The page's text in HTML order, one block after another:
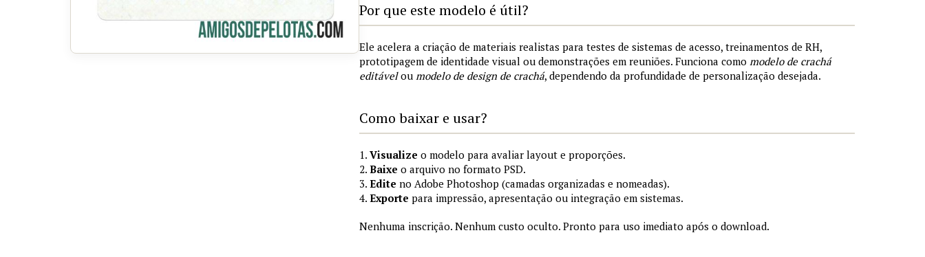
Por que este modelo é útil?
Ele acelera a criação de materiais realistas para testes de sistemas de acesso, treinamentos de RH,
prototipagem de identidade visual ou demonstrações em reuniões. Funciona como modelo de crachá
editávelou modelo de design de crachá, dependendo da profundidade de personalização desejada.
Como baixar e usar?
1. Visualize o modelo para avaliar layout e proporções.
2. Baixe o arquivo no formato PSD.
3. Edite no Adobe Photoshop (camadas organizadas e nomeadas).
4. Exporte para impressão, apresentação ou integração em sistemas.
Nenhuma inscrição. Nenhum custo oculto. Pronto para uso imediato após o download.